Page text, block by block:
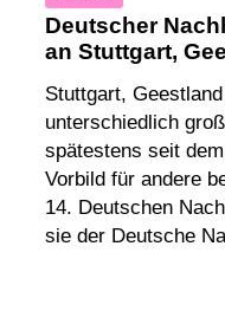
Deutscher
an Stuttgart,
Stuttgart,
unterschiedlich
spätestens seit
Vorbild für andere
14. Deutschen
sie der Deutsche